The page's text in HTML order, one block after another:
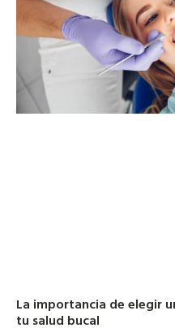
La importancia de elegir
tu salud bucal